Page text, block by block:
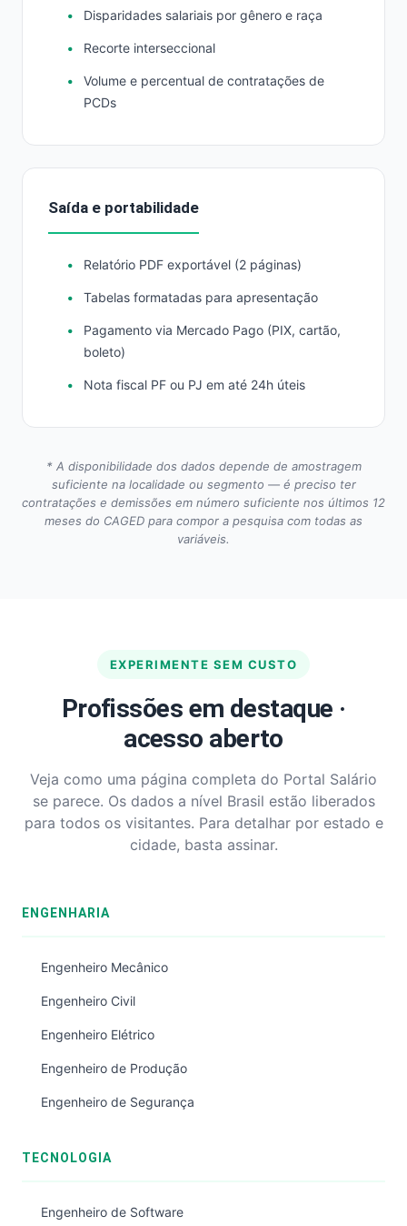
Disparidades salariais por gênero e raça
Recorte interseccional
Volume e percentual de contratações de
PCDs
Saída e portabilidade
Relatório PDF exportável (2 páginas)
Tabelas formatadas para apresentação
Pagamento via Mercado Pago (PIX, cartão,
boleto)
Nota fiscal PF ou PJ em até 24h úteis
* A disponibilidade dos dados depende de amostragem
suficiente na localidade ou segmento — é preciso ter
contratações e demissões em número suficiente nos últimos 12
meses do CAGED para compor a pesquisa com todas as
variáveis.
EXPERIMENTE SEM CUSTO
Profissões em destaque ·
acesso aberto
Veja como uma página completa do Portal Salário
se parece. Os dados a nível Brasil estão liberados
para todos os visitantes. Para detalhar por estado e
cidade, basta assinar.
ENGENHARIA
Engenheiro Mecânico
Engenheiro Civil
Engenheiro Elétrico
Engenheiro de Produção
Engenheiro de Segurança
TECNOLOGIA
Engenheiro de Software